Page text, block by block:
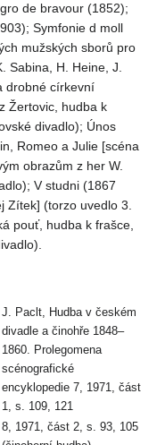
de bravour (1852);
Symfonie d moll
mužských sborů pro
Sabina, H. Heine, J.
drobné církevní
Žertovic, hudba k
divadlo); Únos
Romeo a Julie [scéna
obrazům z her W.
V studni (1867
Zítek] (torzo uvedlo 3.
pouť, hudba k frašce,
J. Paclt, Hudba v českém
divadle a činohře 1848–
1860. Prolegomena
scénografické
encyklopedie 7, 1971, část
1, s. 109, 121
8, 1971, část 2, s. 93, 105